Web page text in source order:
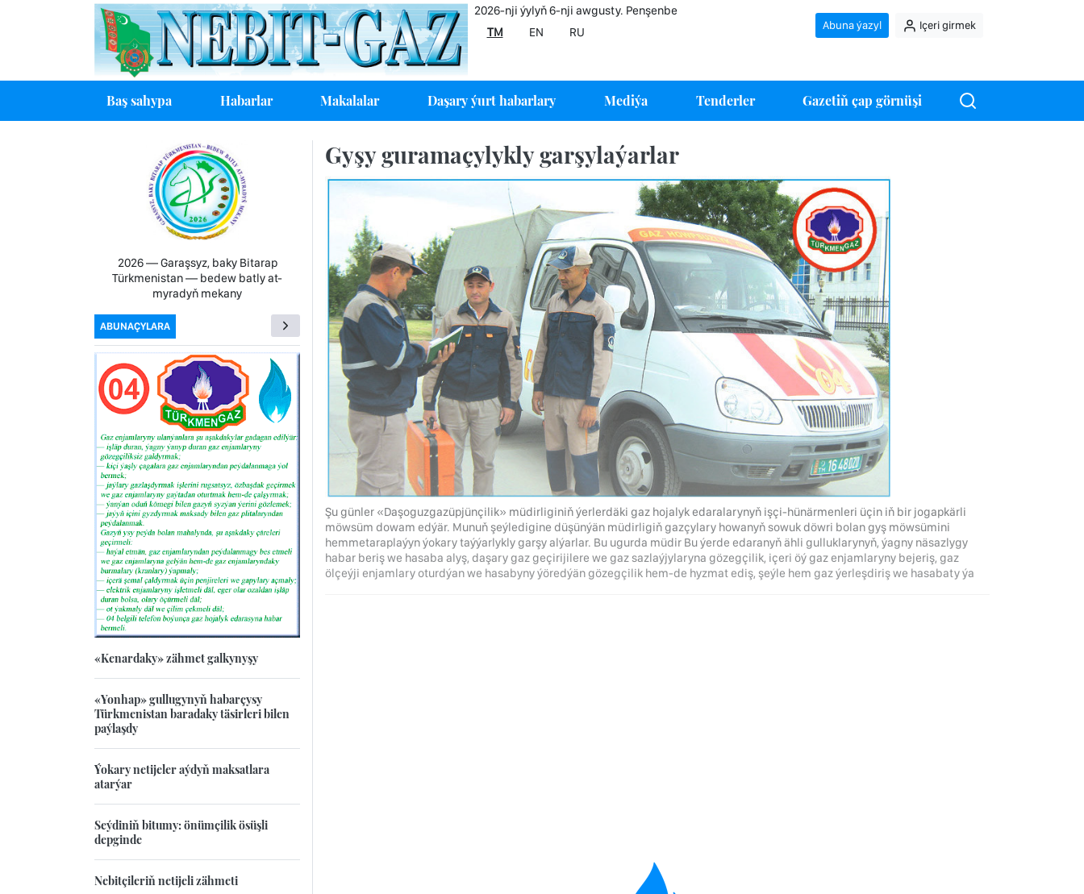
2026-nji ýylyň 6-nji awgusty. Penşenbe
TM
EN RU
Abuna ýazyl Içeri girmek
Baş sahypa Habarlar Makalalar Daşary ýurt habarlary Mediýa Tenderler Gazetiň çap görnüşi
Gyşy guramaçylykly garşylaýarlar
Şu günler «Daşoguzgazüpjünçilik» müdirliginiň ýerlerdäki gaz hojalyk edaralarynyň işçi-hünärmenleri üçin iň bir jogapkärli
möwsüm dowam edýär. Munuň şeýledigine düşünýän müdirligiň gazçylary howanyň sowuk döwri bolan gyş möwsümini
hemmetaraplaýyn ýokary taýýarlykly garşy alýarlar. Bu ugurda müdir Bu ýerde edaranyň ähli gulluklarynyň, ýagny näsazlygy
habar beriş we hasaba alyş, daşary gaz geçirijilere we gaz sazlaýjylaryna gözegçilik, içeri öý gaz enjamlaryny bejeriş, gaz
ölçeýji enjamlary oturdýan we hasabyny ýöredýän gözegçilik hem-de hyzmat ediş, şeýle hem gaz ýerleşdiriş we hasabaty ýa
2026 — Garaşsyz, baky Bitarap
Türkmenistan — bedew batly at-
myradyň mekany
ABUNAÇYLARA
«Kenardaky» zähmet galkynyşy
«Yonhap» gullugynyň habarçysy
Türkmenistan baradaky täsirleri bilen
paýlaşdy
Ýokary netijeler aýdyň maksatlara
atarýar
Seýdiniň bitumy: önümçilik ösüşli
depginde
Nebitçileriň netijeli zähmeti